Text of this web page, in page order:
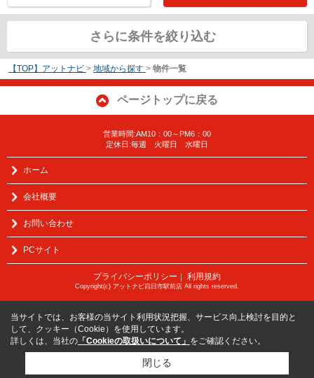
さらに条件を絞り込む
【TOP】アットナビ > 地域から探す > 物件一覧
ページトップに戻る
営業時間:AM10：00～PM6：00
定休日:毎週 火曜日 水曜日
ホーム
会社概要
お問い合わせ
PCサイト
プライバシーポリシー ｜ 利用規約
Copyright(c) アットナビ四日市駅前店 All rights reserved.
当サイトでは、お客様の当サイト利用状況把握、サービス向上検討を目的と
して、クッキー（Cookie）を使用しています。
詳しくは、当社の 「Cookieの取扱いについて」 をご確認ください。
閉じる